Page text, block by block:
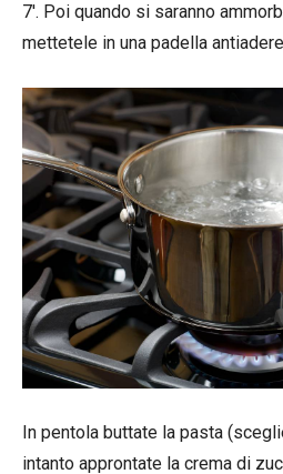
7′. Poi quando si saranno
mettetele in una padella
In pentola buttate la pasta
intanto approntate la crema di